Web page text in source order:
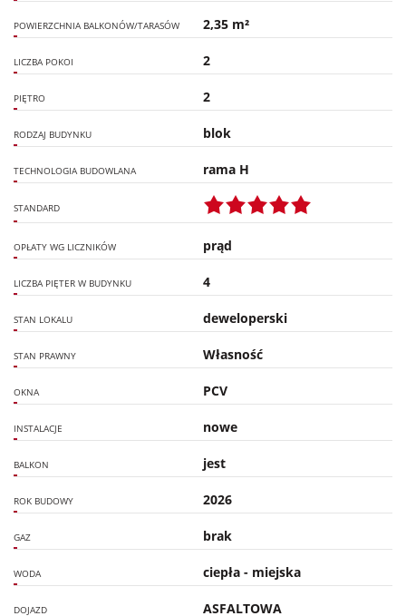
POWIERZCHNIA BALKONÓW/TARASÓW 2,35 m²
LICZBA POKOI 2
PIĘTRO 2
RODZAJ BUDYNKU blok
TECHNOLOGIA BUDOWLANA rama H
STANDARD
OPŁATY WG LICZNIKÓW prąd
LICZBA PIĘTER W BUDYNKU 4
STAN LOKALU deweloperski
STAN PRAWNY Własność
OKNA PCV
INSTALACJE nowe
BALKON jest
ROK BUDOWY 2026
GAZ brak
WODA ciepła - miejska
DOJAZD ASFALTOWA